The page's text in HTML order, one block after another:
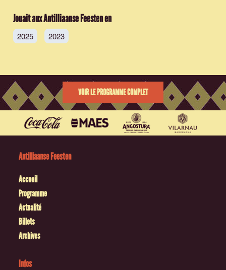
Jouait aux Antilliaanse Feesten en
2025 2023
VOIR LE PROGRAMME COMPLET
Antilliaanse Feesten
Accueil
Programme
Actualité
Billets
Archives
Infos